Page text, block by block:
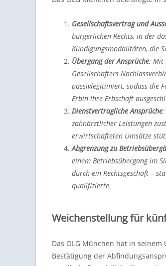
Gesellschaftsvertrag und
bürgerlichen Rechts, in der
Kündigungsmodalitäten, die
Übergang der Ansprüche: Mit
Gesellschafters
passivlegitimiert, sodass die
Erbin ihre Erbschaft
Dienstvertragliche Ansprüche:
zahnärztlicher Leistungen
erwirtschafteten Umsätze
Abgrenzung zu
einem Betriebsübergang im
durch ein Rechtsgeschäft –
qualifizierte.
Weichenstellung für
Das OLG München hat in
Bestätigung der